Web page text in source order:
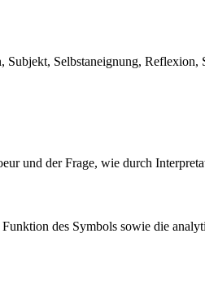
Selbstaneignung, Reflexion,
und der Frage, wie durch
des Symbols sowie die